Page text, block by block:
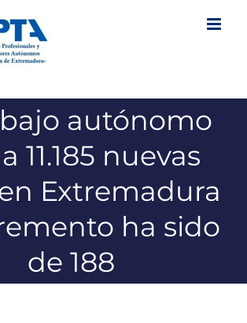
autónomo
11.185 nuevas
Extremadura
ha sido
de 188